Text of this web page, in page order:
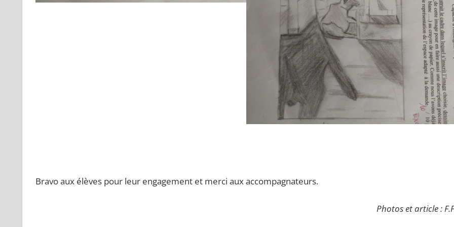
Bravo aux élèves pour leur engagement et merci aux accompagnateurs.
Photos et article :